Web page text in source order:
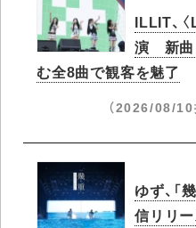
ILLIT、
演 新曲
む全8曲で観客を魅了
（2026/08/10
ゆず、「
信リリ